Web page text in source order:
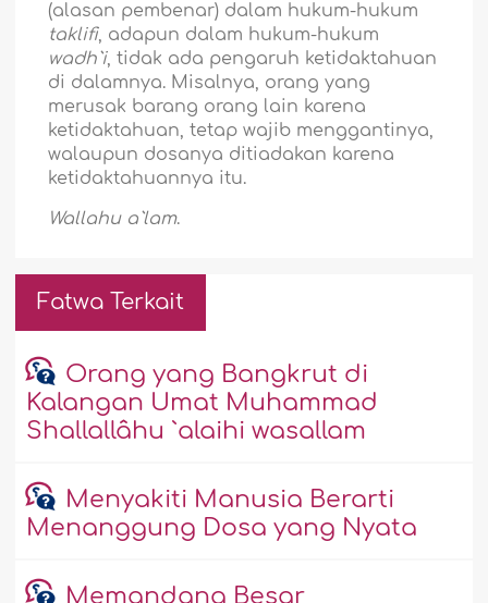
(alasan pembenar) dalam hukum-hukum
taklifi, adapun dalam hukum-hukum
wadh`i, tidak ada pengaruh ketidaktahuan
di dalamnya. Misalnya, orang yang
merusak barang orang lain karena
ketidaktahuan, tetap wajib menggantinya,
walaupun dosanya ditiadakan karena
ketidaktahuannya itu.
Wallahu a`lam.
Fatwa Terkait
Orang yang Bangkrut di
Kalangan Umat Muhammad
Shallallâhu `alaihi wasallam
Menyakiti Manusia Berarti
Menanggung Dosa yang Nyata
Memandang Besar